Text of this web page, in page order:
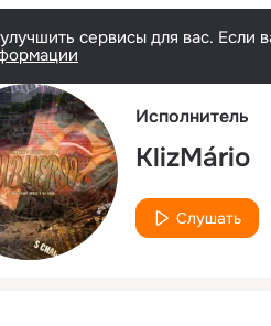
сервисы для вас. Если
Исполнитель
KlizMário
Слушать